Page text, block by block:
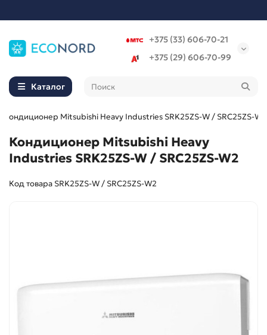
+375 (33) 606-70-21
+375 (29) 606-70-99
Каталог
Кондиционер Mitsubishi Heavy Industries SRK25ZS-W / SRC25ZS-W2
Кондиционер Mitsubishi Heavy
Industries SRK25ZS-W / SRC25ZS-W2
Код товара SRK25ZS-W / SRC25ZS-W2